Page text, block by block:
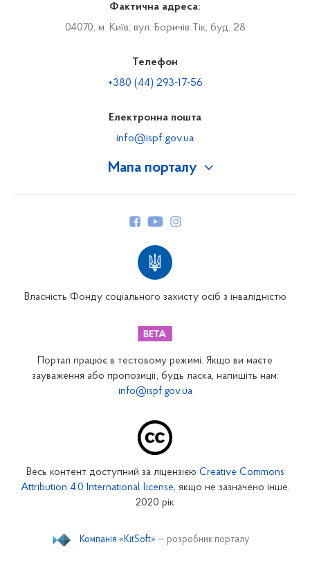
Мапа порталу
Закарпатське відділення
Запорізьке відділення
Кіровоградське відділення
Миколаївське відділення
Фактична адреса:
04070, м. Київ, вул. Боричів Тік, буд. 28
Телефон
+380 (44) 293-17-56
Електронна пошта
info@ispf.gov.ua
Власність Фонду соціального захисту осіб з інвалідністю
Портал працює в тестовому режимі. Якщо ви маєте
зауваження або пропозиції, будь ласка, напишіть нам:
info@ispf.gov.ua
Весь контент доступний за ліцензією Creative Commons
Attribution 4.0 International license, якщо не зазначено інше.
2020 рік
Компанія «KitSoft» — розробник порталу